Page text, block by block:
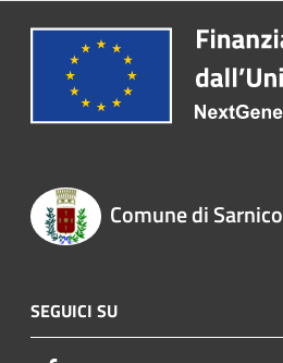
Comune di Sarnico
SEGUICI SU